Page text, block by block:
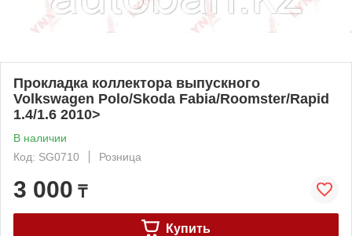
Прокладка коллектора выпускного
Volkswagen Polo/Skoda Fabia/Roomster/Rapid
1.4/1.6 2010>
В наличии
Код: SG0710
Розница
3 000 ₸
Купить